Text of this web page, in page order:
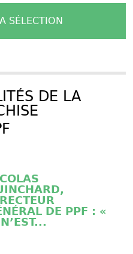
SÉLECTION
DE LA
DE PPF : «